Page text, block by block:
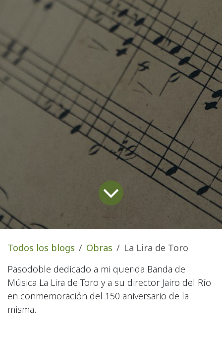
Todos los blogs Obras
La Lira de Toro
Pasodoble dedicado a mi querida Banda de
Música La Lira de Toro y a su director Jairo del Río
en conmemoración del 150 aniversario de la
misma.